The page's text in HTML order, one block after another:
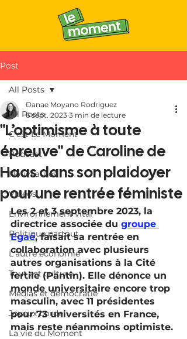
Post
All Posts
C'est Le Moment
Podcast
Nouveautés
Vidéos
Environnement vital
Politique partout
L'autre économie
Tout est culture
Médias et démocratie
Joyeux bordel
La vie du Moment
All Posts
"L’optimisme à toute
épreuve" de Caroline de
Haas dans son plaidoyer
pour une rentrée féministe
Danae Moyano Rodriguez
6 sept. 2023 3 min de lecture
Les 2 et 3 septembre 2023, la
directrice associée du groupe
Egaé, faisait sa rentrée en
collaboration avec plusieurs
autres organisations à la Cité
fertile (Pantin). Elle dénonce un
monde universitaire encore trop
masculin, avec 11 présidentes
pour 73 universités en France,
mais reste néanmoins optimiste.